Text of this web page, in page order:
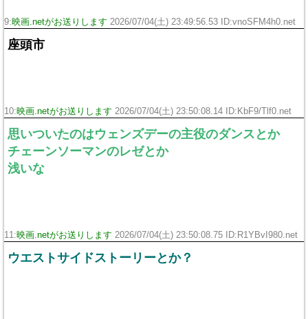
9:映画.netがお送りします 2026/07/04(土) 23:49:56.53 ID:vnoSFM4h0.net
座頭市
10:映画.netがお送りします 2026/07/04(土) 23:50:08.14 ID:KbF9/Tlf0.net
思いついたのはウェンズデーの主役のダンスとか
チェーンソーマンのレゼとか
浅いな
11:映画.netがお送りします 2026/07/04(土) 23:50:08.75 ID:R1YBvI980.net
ウエストサイドストーリーとか？